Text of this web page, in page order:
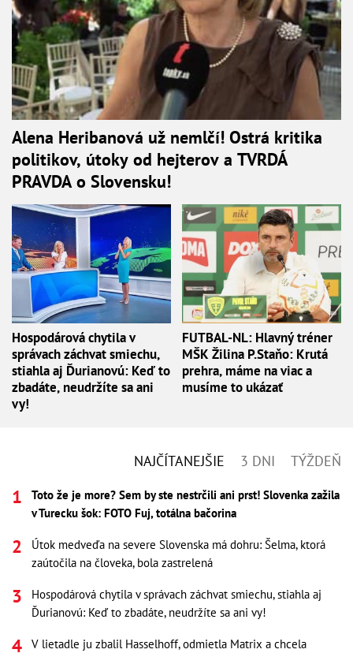
Alena Heribanová už nemlčí! Ostrá kritika
politikov, útoky od hejterov a TVRDÁ
PRAVDA o Slovensku!
Hospodárová chytila v
správach záchvat smiechu,
stiahla aj Ďurianovú: Keď to
zbadáte, neudržíte sa ani
vy!
FUTBAL-NL: Hlavný tréner
MŠK Žilina P.Staňo: Krutá
prehra, máme na viac a
musíme to ukázať
NAJČÍTANEJŠIE 3 DNI TÝŽDEŇ
Toto že je more? Sem by ste nestrčili ani prst! Slovenka zažila
v Turecku šok: FOTO Fuj, totálna bačorina
Útok medveďa na severe Slovenska má dohru: Šelma, ktorá
zaútočila na človeka, bola zastrelená
Hospodárová chytila v správach záchvat smiechu, stiahla aj
Ďurianovú: Keď to zbadáte, neudržíte sa ani vy!
V lietadle ju zbalil Hasselhoff, odmietla Matrix a chcela